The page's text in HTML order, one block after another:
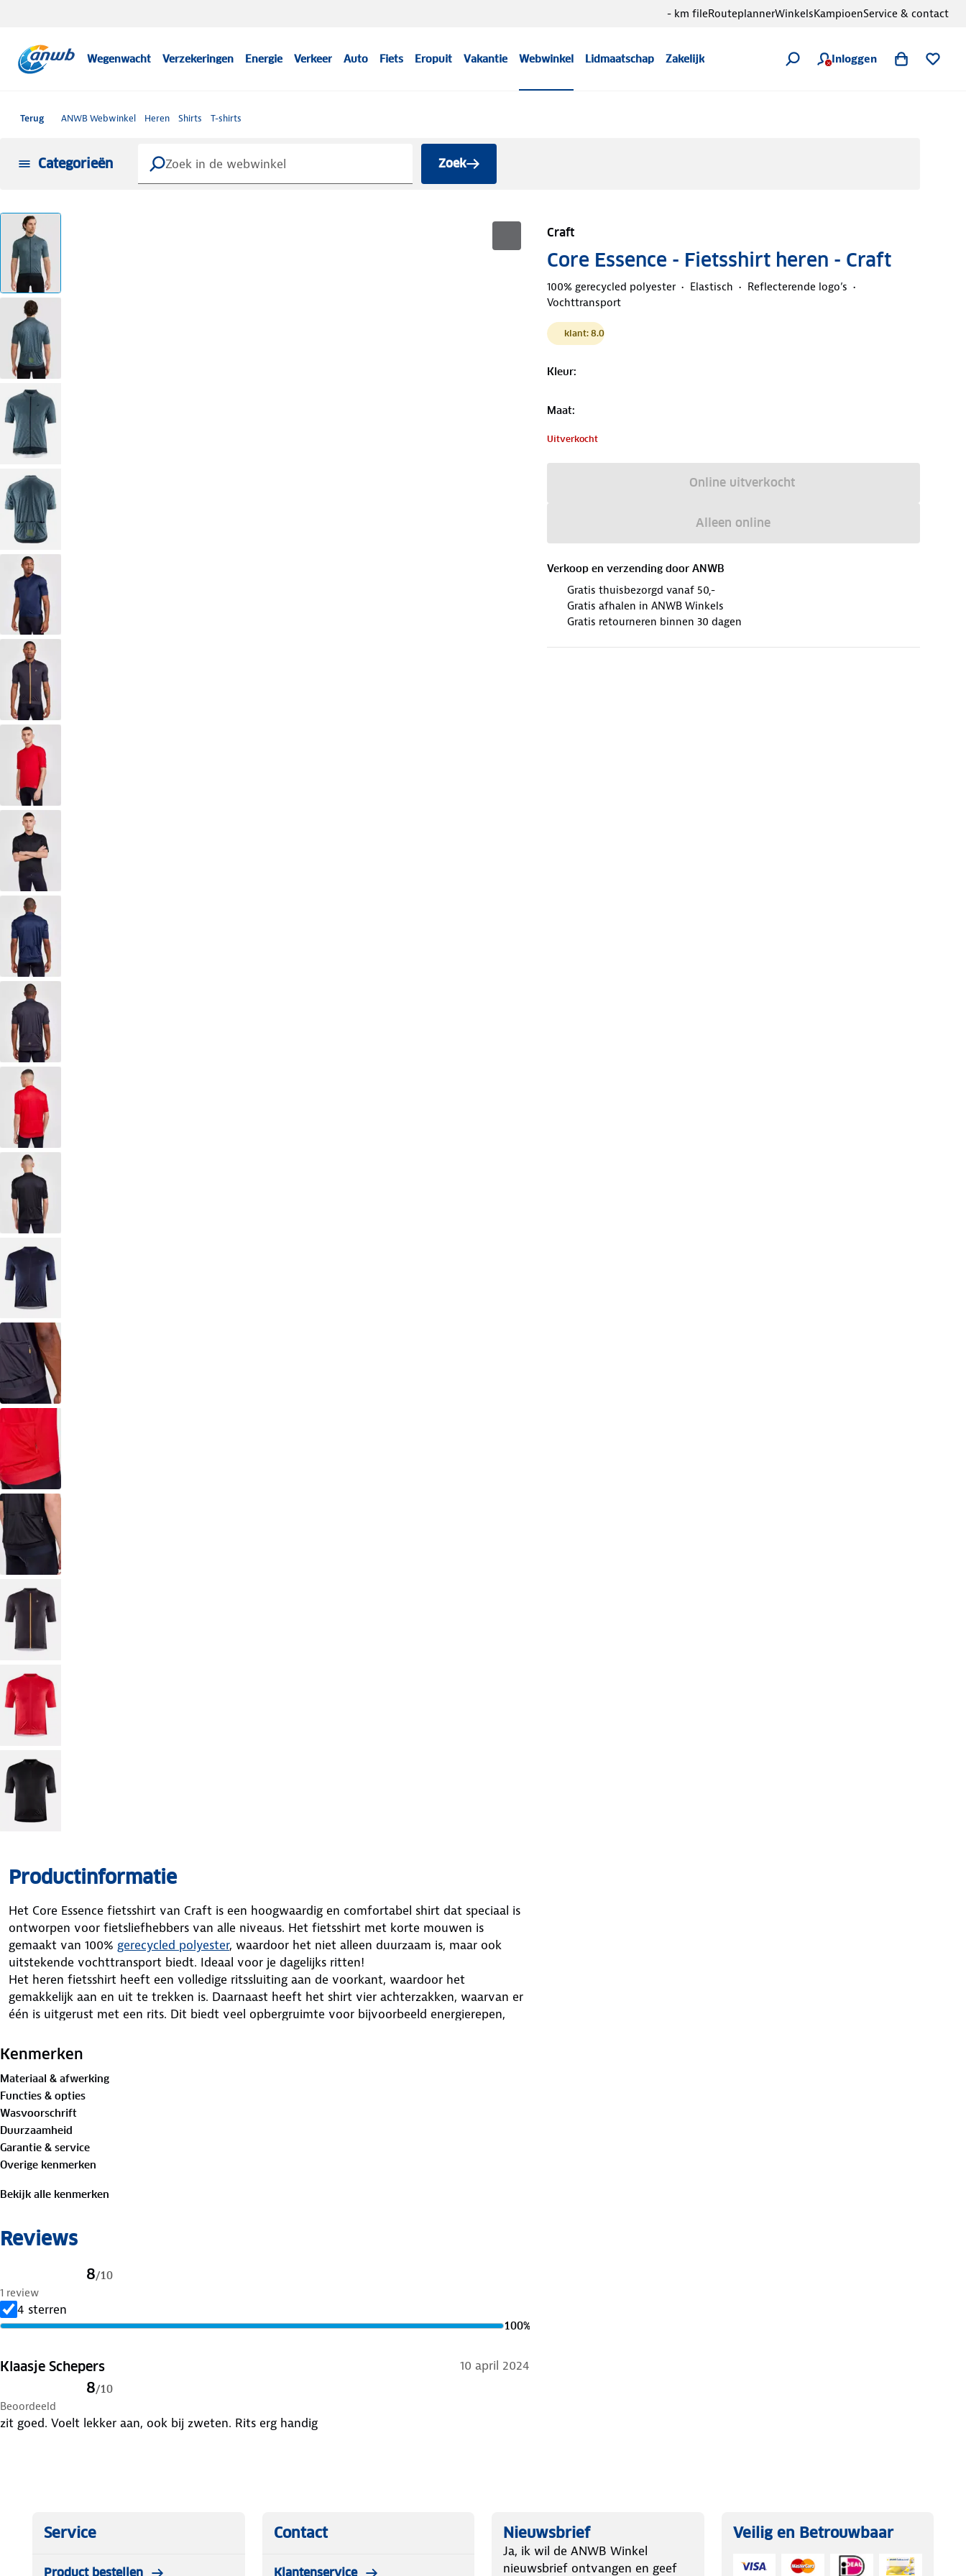
Wegenwacht Verzekeringen Energie Verkeer Auto Fiets Eropuit Vakantie Webwinkel Lidmaatschap Zakelijk Inloggen
- km fileRouteplannerWinkelsKampioenService & contact
Terug ANWB Webwinkel Heren Shirts T-shirts
Categorieën Zoek
Craft
Core Essence - Fietsshirt heren - Craft
100% gerecycled polyester Elastisch
Reflecterende logo’s
Vochttransport
klant: 8.0
Kleur:
Maat:
Uitverkocht
Online uitverkocht
Alleen online
Verkoop en verzending door ANWB
Gratis thuisbezorgd vanaf 50,-
Gratis afhalen in ANWB Winkels
Gratis retourneren binnen 30 dagen
Productinformatie
Het Core Essence fietsshirt van Craft is een hoogwaardig en comfortabel shirt dat speciaal is
ontworpen voor fietsliefhebbers van alle niveaus. Het fietsshirt met korte mouwen is
gemaakt van 100% gerecycled polyester, waardoor het niet alleen duurzaam is, maar ook
uitstekende vochttransport biedt. Ideaal voor je dagelijks ritten!
Het heren fietsshirt heeft een volledige ritssluiting aan de voorkant, waardoor het
gemakkelijk aan en uit te trekken is. Daarnaast heeft het shirt vier achterzakken, waarvan er
één is uitgerust met een rits. Dit biedt veel opbergruimte voor bijvoorbeeld energierepen,
onderzoom, zodat het shirt tijdens het fietsen goed op zijn plek blijft zitten.
Kenmerken
Materiaal & afwerking
Functies & opties
Wasvoorschrift
Duurzaamheid
Garantie & service
Overige kenmerken
Bekijk alle kenmerken
Reviews
8/10
1 review
4 sterren
100%
Klaasje Schepers 10 april 2024
8/10
Beoordeeld
zit goed. Voelt lekker aan, ook bij zweten. Rits erg handig
Service
Product bestellen
Contact
Klantenservice
Nieuwsbrief
Ja, ik wil de ANWB Winkel
nieuwsbrief ontvangen en geef
Veilig en Betrouwbaar